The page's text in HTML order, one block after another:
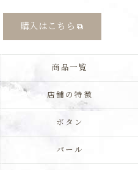
購入はこちら
商品一覧
店舗の特徴
ボタン
パール